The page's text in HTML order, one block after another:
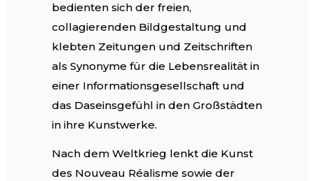
bedienten sich der freien,
collagierenden Bildgestaltung und
klebten Zeitungen und Zeitschriften
als Synonyme für die Lebensrealität in
einer Informationsgesellschaft und
das Daseinsgefühl in den Großstädten
in ihre Kunstwerke.
Nach dem Weltkrieg lenkt die Kunst
des Nouveau Réalisme sowie der